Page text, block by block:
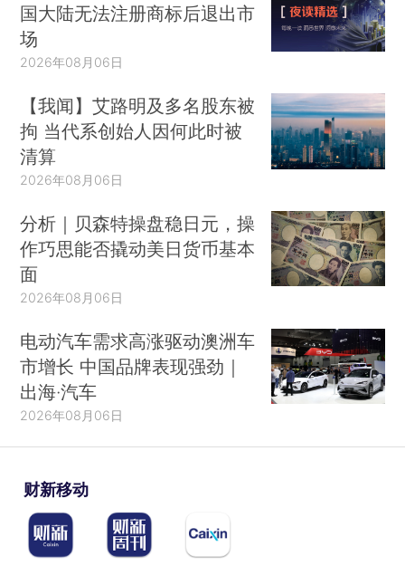
国大陆无法注册商标后退出市
场
2026年08月06日
【我闻】艾路明及多名股东被
拘 当代系创始人因何此时被
清算
2026年08月06日
分析｜贝森特操盘稳日元，操
作巧思能否撬动美日货币基本
面
2026年08月06日
电动汽车需求高涨驱动澳洲车
市增长 中国品牌表现强劲｜
出海·汽车
2026年08月06日
财新移动